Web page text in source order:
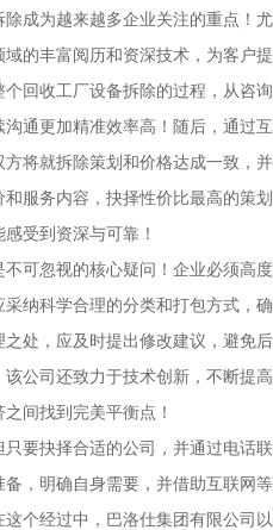
成为越来越多企业关注的重点
的丰富阅历和资深技术，为客户
回收工厂设备拆除的过程，从
通更加精准效率高！随后，通
将就拆除策划和价格达成一致
服务内容，抉择性价比最高的
受到资深与可靠！
可忽视的核心疑问！企业必须
纳科学合理的分类和打包方式
处，应及时提出修改建议，避
公司还致力于技术创新，不断
间找到完美平衡点！
要抉择合适的公司，并通过电
，明确自身需要，并借助互联
个经过中，巴洛仕集团有限公